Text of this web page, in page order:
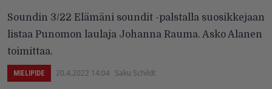
Soundin 3/22 Elämäni soundit -palstalla suosikkejaan
listaa Punomon laulaja Johanna Rauma. Asko Alanen
toimittaa.
MIELIPIDE 20.4.2022 14:04 Saku Schildt